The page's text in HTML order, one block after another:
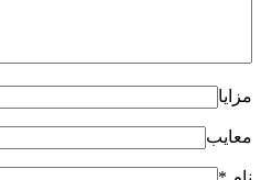
مزایا
معایب